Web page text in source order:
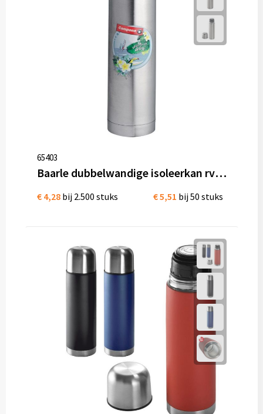
65403
Baarle dubbelwandige isoleerkan rvs 500 ml
€ 4,28 bij 2.500 stuks € 5,51 bij 50 stuks